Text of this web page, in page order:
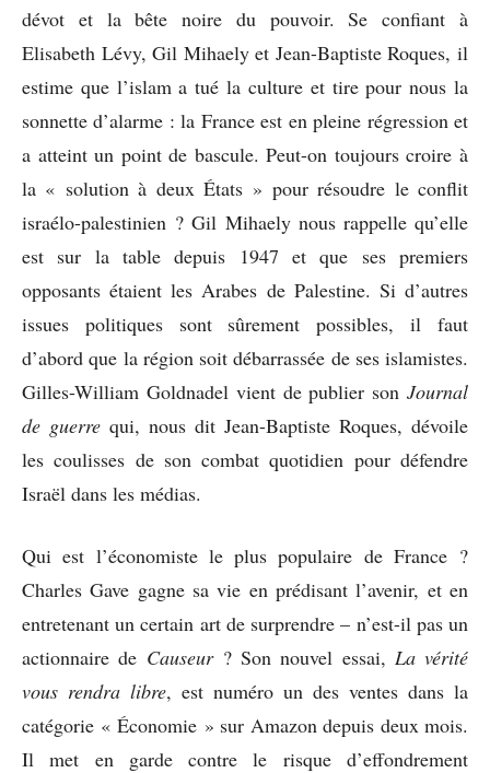
dévot et la bête noire du pouvoir. Se confiant à
Elisabeth Lévy, Gil Mihaely et Jean-Baptiste Roques, il
estime que l’islam a tué la culture et tire pour nous la
sonnette d’alarme : la France est en pleine régression et
a atteint un point de bascule. Peut-on toujours croire à
la « solution à deux États » pour résoudre le conflit
israélo-palestinien ? Gil Mihaely nous rappelle qu’elle
est sur la table depuis 1947 et que ses premiers
opposants étaient les Arabes de Palestine. Si d’autres
issues politiques sont sûrement possibles, il faut
d’abord que la région soit débarrassée de ses islamistes.
Gilles-William Goldnadel vient de publier son Journal
de guerre qui, nous dit Jean-Baptiste Roques, dévoile
les coulisses de son combat quotidien pour défendre
Israël dans les médias.
Qui est l’économiste le plus populaire de France ?
Charles Gave gagne sa vie en prédisant l’avenir, et en
entretenant un certain art de surprendre – n’est-il pas un
actionnaire de Causeur? Son nouvel essai, La vérité
vous rendra libre, est numéro un des ventes dans la
catégorie « Économie » sur Amazon depuis deux mois.
Il met en garde contre le risque d’effondrement